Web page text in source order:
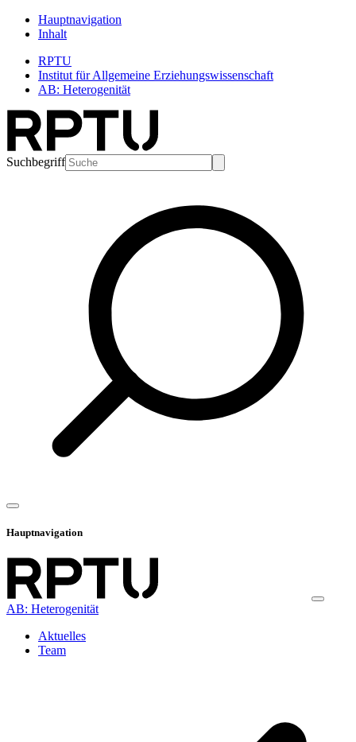
Hauptnavigation
Inhalt
RPTU
Institut für Allgemeine Erziehungswissenschaft
AB: Heterogenität
Suchbegriff
Hauptnavigation
AB: Heterogenität
Aktuelles
Team